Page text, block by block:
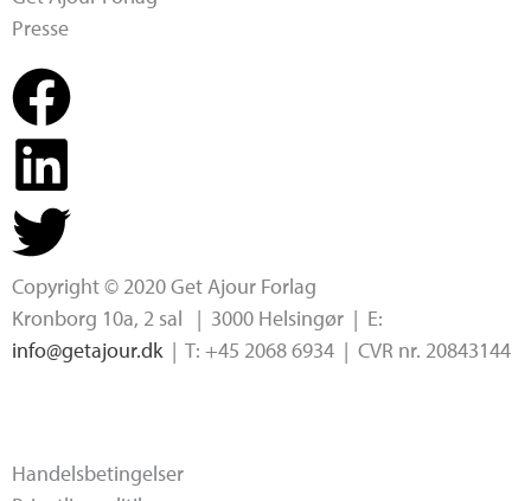
Presse
Copyright © 2020 Get Ajour Forlag
Kronborg 10a, 2 sal | 3000 Helsingør | E:
info@getajour.dk| T: +45 2068 6934 | CVR nr. 20843144
Handelsbetingelser